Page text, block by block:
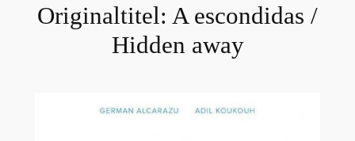
Originaltitel: A escondidas /
Hidden away